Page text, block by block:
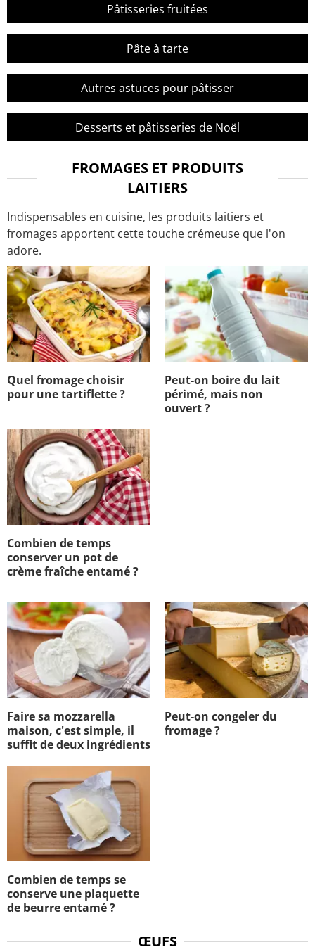
Pâtisseries fruitées
Pâte à tarte
Autres astuces pour pâtisser
Desserts et pâtisseries de Noël
FROMAGES ET PRODUITS
LAITIERS
Indispensables en cuisine, les produits laitiers et
fromages apportent cette touche crémeuse que l'on
adore.
Quel fromage choisir
pour une tartiflette ?
Peut-on boire du lait
périmé, mais non
ouvert ?
Combien de temps
conserver un pot de
crème fraîche entamé ?
Faire sa mozzarella
maison, c'est simple, il
suffit de deux ingrédients
Peut-on congeler du
fromage ?
Combien de temps se
conserve une plaquette
de beurre entamé ?
ŒUFS